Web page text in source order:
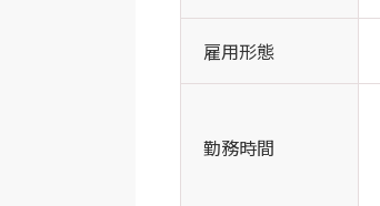
雇用形態
勤務時間